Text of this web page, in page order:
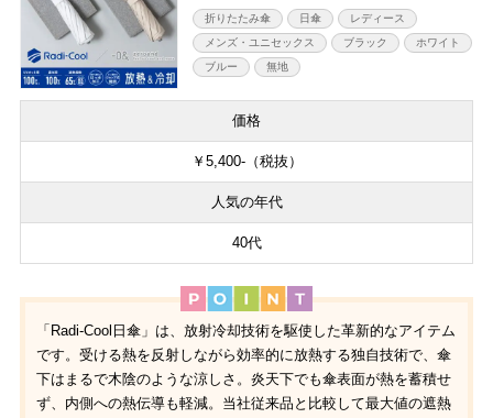
折りたたみ傘 日傘
レディース
メンズ・ユニセックス
ブラック
ホワイト
ブルー
無地
価格
￥5,400-（税抜）
人気の年代
40代
「Radi-Cool日傘」は、放射冷却技術を駆使した革新的なアイテム
です。受ける熱を反射しながら効率的に放熱する独自技術で、傘
下はまるで木陰のような涼しさ。炎天下でも傘表面が熱を蓄積せ
ず、内側への熱伝導も軽減。当社従来品と比較して最大値の遮熱